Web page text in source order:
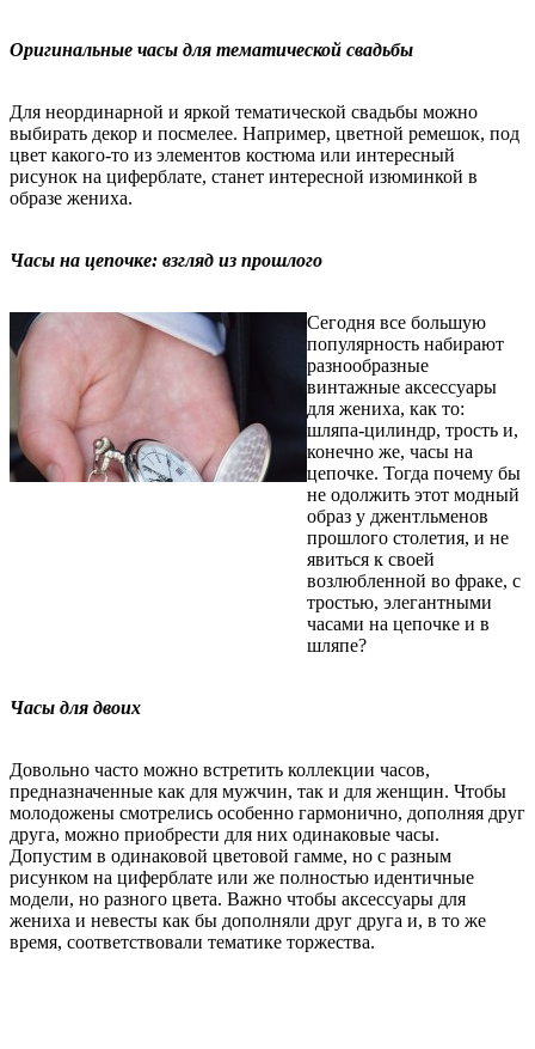
Оригинальные часы для тематической свадьбы
Для неординарной и яркой тематической свадьбы можно
выбирать декор и посмелее. Например, цветной ремешок, под
цвет какого-то из элементов костюма или интересный
рисунок на циферблате, станет интересной изюминкой в
образе жениха.
Часы на цепочке: взгляд из прошлого
Сегодня все большую
популярность набирают
разнообразные
винтажные аксессуары
для жениха, как то:
шляпа-цилиндр, трость и,
конечно же, часы на
цепочке. Тогда почему бы
не одолжить этот модный
образ у джентльменов
прошлого столетия, и не
явиться к своей
возлюбленной во фраке, с
тростью, элегантными
часами на цепочке и в
шляпе?
Часы для двоих
Довольно часто можно встретить коллекции часов,
предназначенные как для мужчин, так и для женщин. Чтобы
молодожены смотрелись особенно гармонично, дополняя друг
друга, можно приобрести для них одинаковые часы.
Допустим в одинаковой цветовой гамме, но с разным
рисунком на циферблате или же полностью идентичные
модели, но разного цвета. Важно чтобы аксессуары для
жениха и невесты как бы дополняли друг друга и, в то же
время, соответствовали тематике торжества.